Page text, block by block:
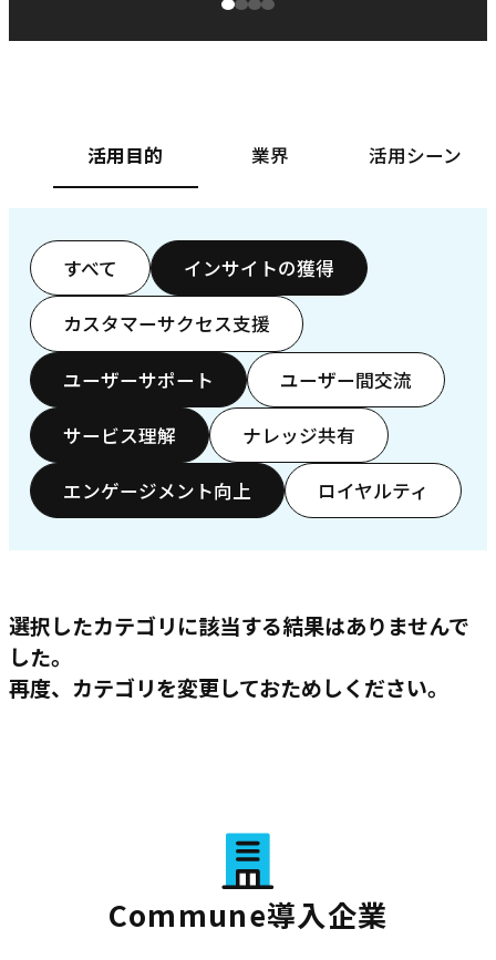
活用目的 業界 活用シーン
すべて インサイトの獲得
カスタマーサクセス支援
ユーザーサポート ユーザー間交流
サービス理解 ナレッジ共有
エンゲージメント向上 ロイヤルティ
選択したカテゴリに該当する結果はありませんで
した。
再度、カテゴリを変更しておためしください。
Commune導入企業